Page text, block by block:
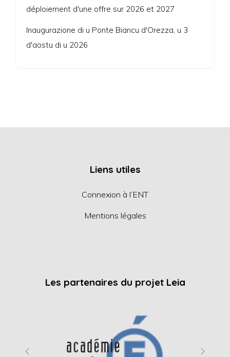
déploiement d'une offre sur 2026 et 2027
Inaugurazione di u Ponte Biancu d'Orezza, u 3
d'aostu di u 2026
Liens utiles
Connexion à l’ENT
Mentions légales
Les partenaires du projet Leia